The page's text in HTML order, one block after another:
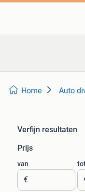
Home Auto
Verfijn resultaten
Prijs
van
€